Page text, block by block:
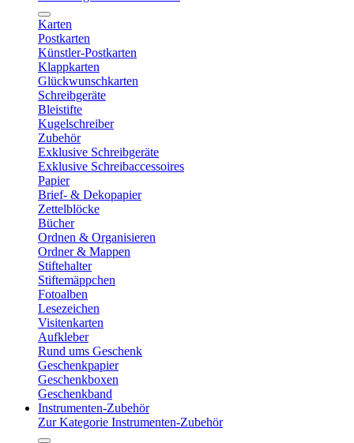
Karten
Postkarten
Künstler-Postkarten
Klappkarten
Glückwunschkarten
Schreibgeräte
Bleistifte
Kugelschreiber
Zubehör
Exklusive Schreibgeräte
Exklusive Schreibaccessoires
Papier
Brief- & Dekopapier
Zettelblöcke
Bücher
Ordnen & Organisieren
Ordner & Mappen
Stiftehalter
Stiftemäppchen
Fotoalben
Lesezeichen
Visitenkarten
Aufkleber
Rund ums Geschenk
Geschenkpapier
Geschenkboxen
Geschenkband
Instrumenten-Zubehör
Zur Kategorie Instrumenten-Zubehör